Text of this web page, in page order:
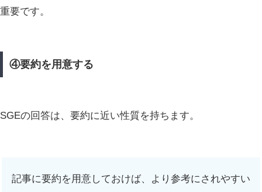
重要です。
④要約を用意する
SGEの回答は、要約に近い性質を持ちます。
記事に要約を用意しておけば、より参考にされやすい